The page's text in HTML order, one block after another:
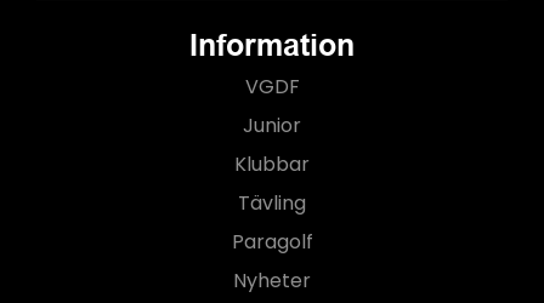
Information
VGDF
Junior
Klubbar
Tävling
Paragolf
Nyheter